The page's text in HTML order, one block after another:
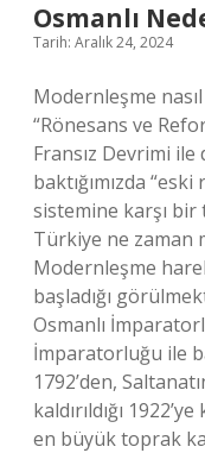
Osmanlı
Tarih: Aralık 24, 2024
Modernleşme nasıl
“Rönesans ve
Fransız Devrimi
baktığımızda
sistemine karşı
Türkiye ne zaman
Modernleşme
başladığı
Osmanlı
İmparatorluğu ile
1792’den,
kaldırıldığı
en büyük toprak